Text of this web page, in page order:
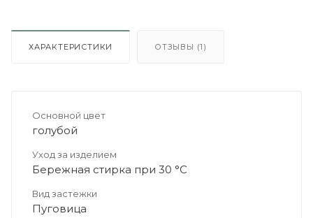
ХАРАКТЕРИСТИКИ ОТЗЫВЫ (1)
Основной цвет
голубой
Уход за изделием
Бережная стирка при 30 °C
Вид застежки
Пуговица